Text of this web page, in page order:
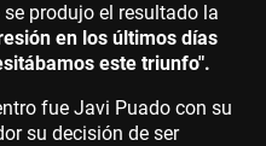
produjo el resultado la
en los últimos días
este triunfo".
fue Javi Puado con su
su decisión de ser